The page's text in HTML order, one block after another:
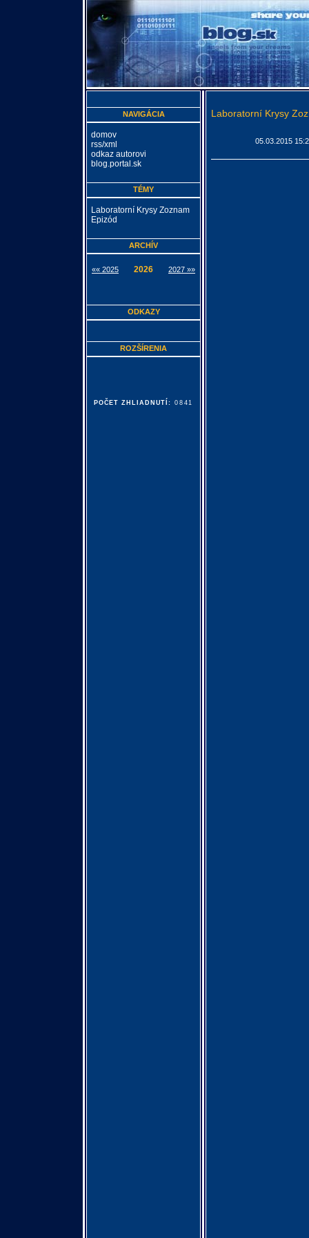
Laboratorní Krysy
05.03.2015
NAVIGÁCIA
domov
rss/xml
odkaz autorovi
blog.portal.sk
TÉMY
Laboratorní Krysy Zoznam
Epizód
ARCHÍV
«« 2025 2026 2027 »»
ODKAZY
ROZŠÍRENIA
POČET ZHLIADNUTÍ: 0841